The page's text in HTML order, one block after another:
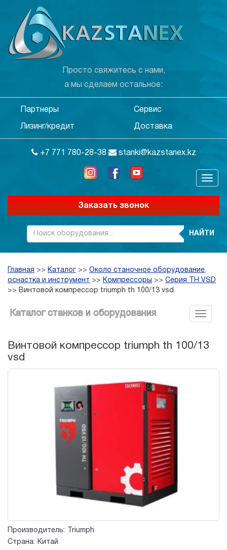
Просто свяжитесь с нами,
а мы сделаем остальное:
Партнеры Сервис
Лизинг/кредит Доставка
+7 771 780-28-38 stanki@kazstanex.kz
Заказать звонок
НАЙТИ
Главная >> Каталог >> Около станочное оборудование,
оснастка и инструмент >> Компрессоры >> Серия TH VSD
>> Винтовой компрессор triumph th 100/13 vsd
Каталог станков и оборудования
Винтовой компрессор triumph th 100/13
vsd
Производитель:
Triumph
Страна:
Китай